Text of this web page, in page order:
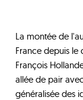
La montée de
France depuis le
François
allée de pair
généralisée des